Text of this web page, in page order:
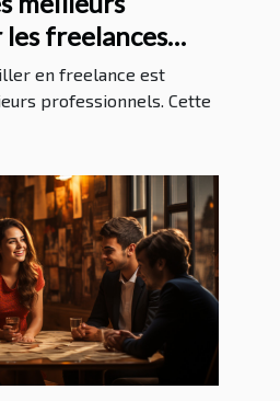
freelances
?
en freelance est
professionnels. Cette